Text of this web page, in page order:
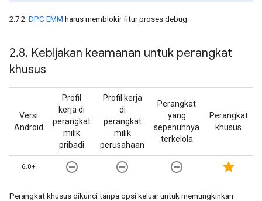
2.7.2. DPC EMM harus memblokir fitur proses debug.
2.8. Kebijakan keamanan untuk perangkat
khusus
Versi
Android
Profil
kerja di
perangkat
milik
pribadi
Profil kerja
di
perangkat
milik
perusahaan
Perangkat
yang
sepenuhnya
terkelola
Perangkat
khusus
6.0+ remove_circle_outline remove_circle_outline remove_circle_outline star
Perangkat khusus dikunci tanpa opsi keluar untuk memungkinkan